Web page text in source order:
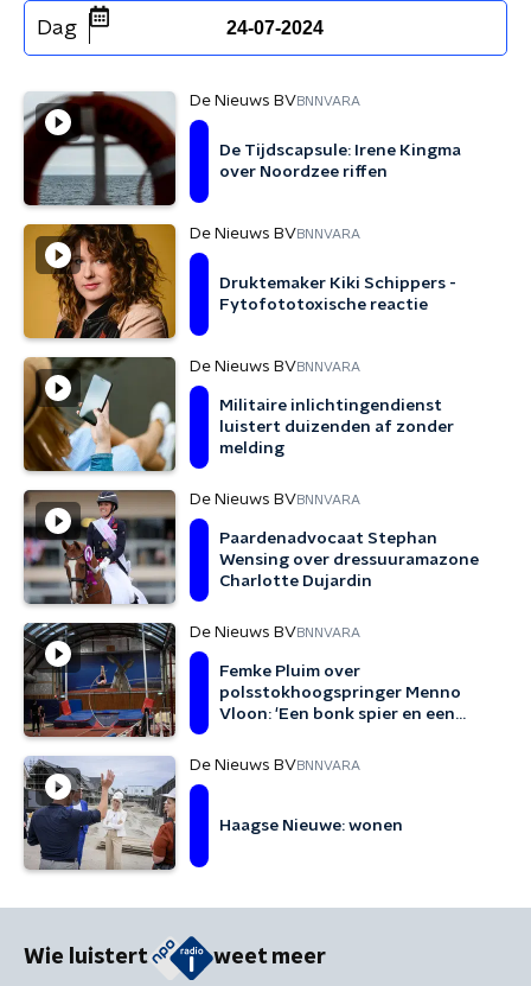
Dag 24-07-2024
De Nieuws BVBNNVARA
De Tijdscapsule: Irene Kingma
over Noordzee riffen
De Nieuws BVBNNVARA
Druktemaker Kiki Schippers -
Fytofototoxische reactie
De Nieuws BVBNNVARA
Militaire inlichtingendienst
luistert duizenden af zonder
melding
De Nieuws BVBNNVARA
Paardenadvocaat Stephan
Wensing over dressuuramazone
Charlotte Dujardin
De Nieuws BVBNNVARA
Femke Pluim over
polsstokhoogspringer Menno
Vloon: 'Een bonk spier en een
De Nieuws BVBNNVARA
Haagse Nieuwe: wonen
Wie luistert weet meer